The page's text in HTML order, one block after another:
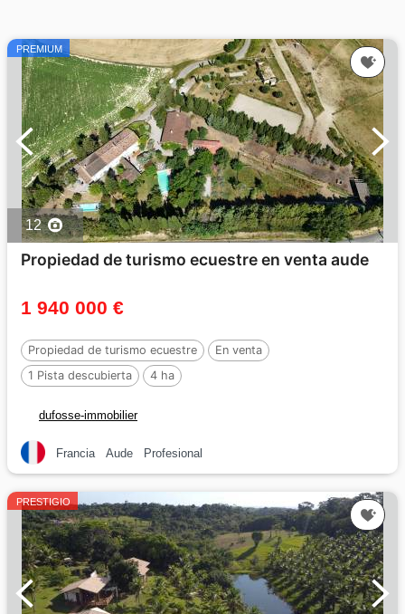
PREMIUM
12
Propiedad de turismo ecuestre en venta aude
1 940 000 €
Propiedad de turismo ecuestre
En venta
1 Pista descubierta
4 ha
dufosse-immobilier
Francia Aude Profesional
PRESTIGIO